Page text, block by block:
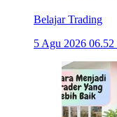
Belajar Trading
5 Agu 2026